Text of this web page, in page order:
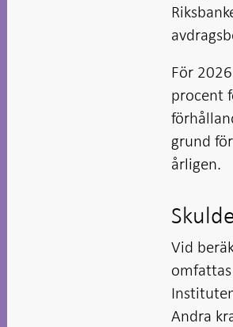
För
procent
grund
årligen.
Vid
Andra